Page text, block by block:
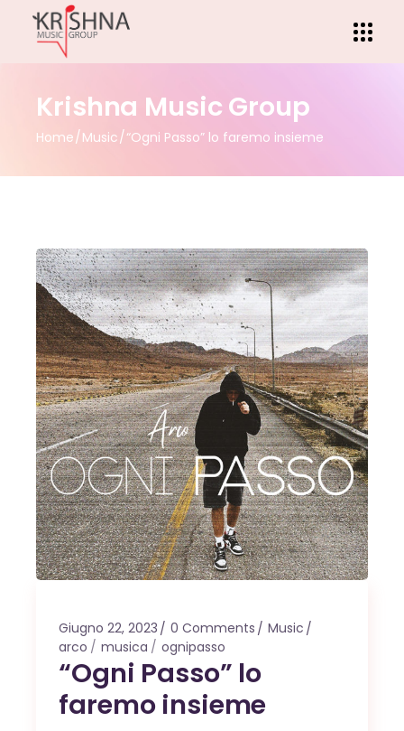
Krishna Music Group
Home Music “Ogni Passo” lo faremo insieme
Giugno 22, 2023 0 Comments
Music
arco
musica ognipasso
“Ogni Passo” lo
faremo insieme